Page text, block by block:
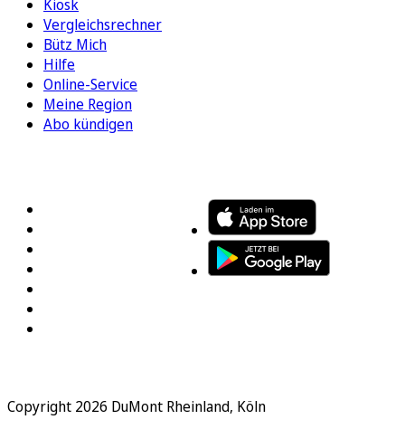
Kiosk
Vergleichsrechner
Bütz Mich
Hilfe
Online-Service
Meine Region
Abo kündigen
Copyright 2026 DuMont Rheinland, Köln